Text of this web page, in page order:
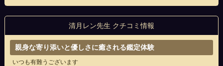
清月レン先生 クチコミ情報
親身な寄り添いと優しさに癒される鑑定体験
いつも有難うございます